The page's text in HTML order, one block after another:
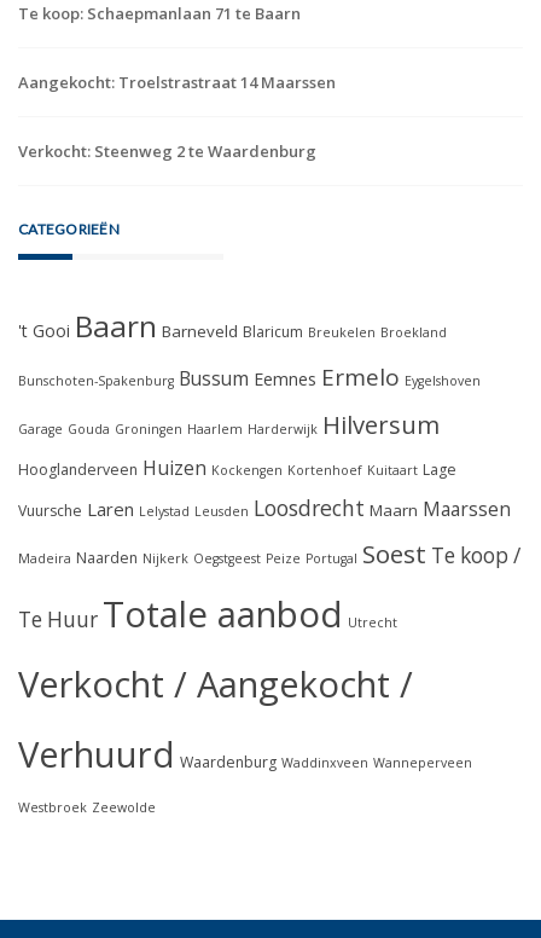
Te koop: Schaepmanlaan 71 te Baarn
Aangekocht: Troelstrastraat 14 Maarssen
Verkocht: Steenweg 2 te Waardenburg
CATEGORIEËN
't Gooi Baarn Barneveld Blaricum Breukelen Broekland
Bunschoten-Spakenburg Bussum Eemnes Ermelo Eygelshoven
Garage Gouda Groningen Haarlem Harderwijk Hilversum
Hooglanderveen Huizen Kockengen Kortenhoef Kuitaart Lage
Vuursche Laren Lelystad Leusden Loosdrecht Maarn Maarssen
Madeira Naarden Nijkerk Oegstgeest Peize Portugal Soest Te koop /
Te Huur Totale aanbod Utrecht
Verkocht / Aangekocht /
Verhuurd Waardenburg Waddinxveen Wanneperveen
Westbroek Zeewolde